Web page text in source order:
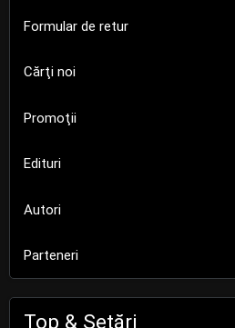
Formular de retur
Cărţi noi
Promoţii
Edituri
Autori
Parteneri
Top & Setări